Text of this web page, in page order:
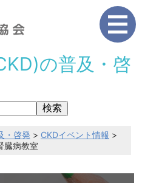
の普及・啓
検索
・啓発 > CKDイベント情報 >
臓病教室